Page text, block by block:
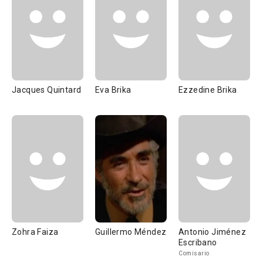
Jacques Quintard Eva Brika Ezzedine Brika
Zohra Faiza Guillermo Méndez
Antonio Jiménez
Escribano
Comisario